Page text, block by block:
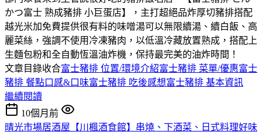
かつ富士 熟成豬排 小巨蛋店】，主打超絕品炸厚切豬排搭配
越光米加免費提供很有料的味噌湯可以無限續湯、續白飯、高
麗菜絲，強調不使用冷凍豬肉，以低溫冷藏放置熟成，搭配上
生麵包粉和全自動恆溫油炸機，保持最完美的油炸時間！
文章目錄收合富士豬排 位置/環境介紹富士豬排 菜單/優惠富士
豬排 餐點口感&口味富士豬排 吃後感想富士豬排 基本資訊
繼續閱讀
10個月前
晴光市場居酒屋【川楓酒食館】串燒、下酒菜、日式料理好味